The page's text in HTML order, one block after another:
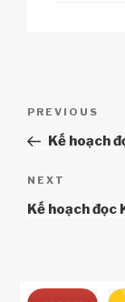
hướng
bài
viết
Previous
Post
PREVIOUS
Kế hoạch
Next
Post
NEXT
Kế hoạch đọc